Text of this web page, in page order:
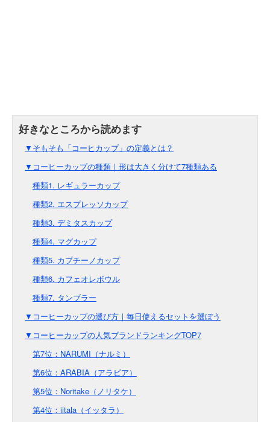
▼そもそも「コーヒカップ」の定義とは？
▼コーヒーカップの種類｜形は大きく分けて7種類ある
種類1. レギュラーカップ
種類2. エスプレッソカップ
種類3. デミタスカップ
種類4. マグカップ
種類5. カプチーノカップ
種類6. カフェオレボウル
種類7. タンブラー
▼コーヒーカップの選び方｜毎日使えるセットを選ぼう
▼コーヒーカップの人気ブランドランキングTOP7
第7位：NARUMI（ナルミ）
第6位：ARABIA（アラビア）
第5位：Noritake（ノリタケ）
第4位：iitala（イッタラ）